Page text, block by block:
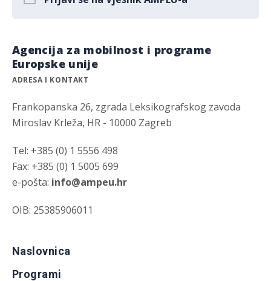
Agencija za mobilnost i programe
Europske unije
ADRESA I KONTAKT
Frankopanska 26, zgrada Leksikografskog zavoda
Miroslav Krleža, HR - 10000 Zagreb
Tel: +385 (0) 1 5556 498
Fax: +385 (0) 1 5005 699
e-pošta: info@ampeu.hr
OIB: 25385906011
Naslovnica
Programi